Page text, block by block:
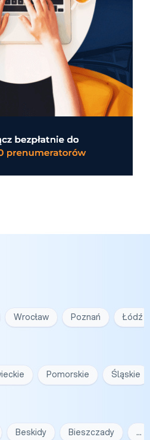
Wrocław Poznań Łódź
Pomorskie Śląskie
Beskidy Bieszczady …